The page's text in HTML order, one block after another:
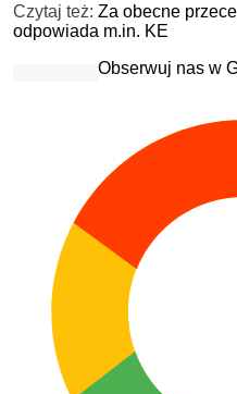
Czytaj też: Za obecne
odpowiada m.in. KE
Obserwuj nas w